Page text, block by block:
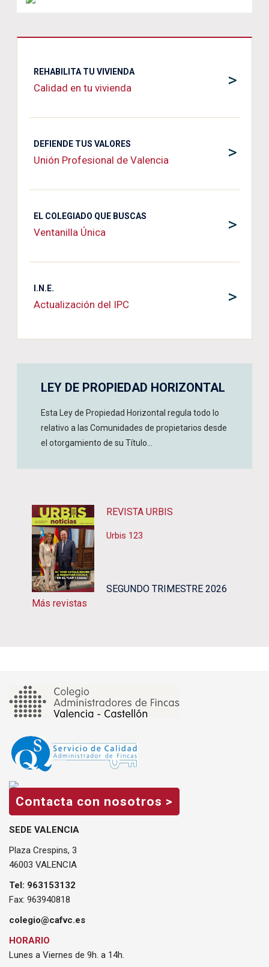
>
REHABILITA TU VIVIENDA
Calidad en tu vivienda
>
DEFIENDE TUS VALORES
Unión Profesional de Valencia
>
EL COLEGIADO QUE BUSCAS
Ventanilla Única
>
I.N.E.
Actualización del IPC
LEY DE PROPIEDAD HORIZONTAL
Esta Ley de Propiedad Horizontal regula todo lo
relativo a las Comunidades de propietarios desde
el otorgamiento de su Título...
REVISTA URBIS
Urbis 123
SEGUNDO TRIMESTRE 2026
Más revistas
Contacta con nosotros >
SEDE VALENCIA
Plaza Crespins, 3
46003 VALENCIA
Tel: 963153132
Fax: 963940818
colegio@cafvc.es
HORARIO
Lunes a Viernes de 9h. a 14h.